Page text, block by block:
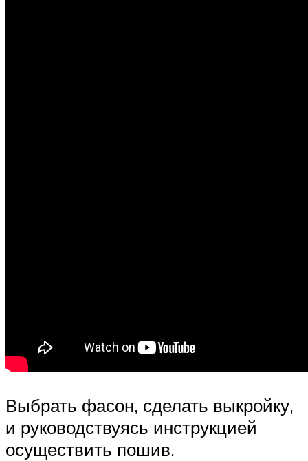
Выбрать фасон, сделать выкройку,
и руководствуясь инструкцией
осуществить пошив.